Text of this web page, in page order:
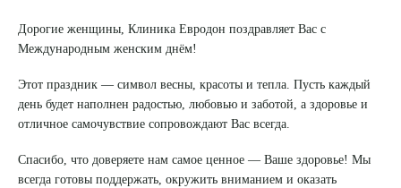
Дорогие женщины, Клиника Евродон поздравляет Вас с
Международным женским днём!
Этот праздник — символ весны, красоты и тепла. Пусть каждый
день будет наполнен радостью, любовью и заботой, а здоровье и
отличное самочувствие сопровождают Вас всегда.
Спасибо, что доверяете нам самое ценное — Ваше здоровье! Мы
всегда готовы поддержать, окружить вниманием и оказать